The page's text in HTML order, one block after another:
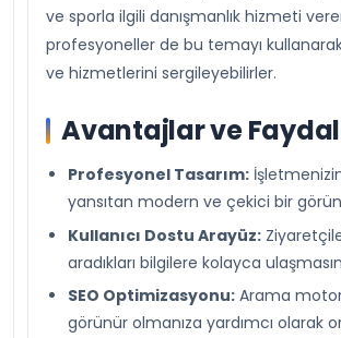
ve sporla ilgili danışmanlık hizmeti
profesyoneller de bu temayı
ve hizmetlerini sergileyebilirler.
Avantajlar ve
Profesyonel Tasarım:
yansıtan modern ve çekici bir
Kullanıcı Dostu Arayüz:
aradıkları bilgilere kolayca
SEO Optimizasyonu: Arama
görünür olmanıza yardımcı olarak